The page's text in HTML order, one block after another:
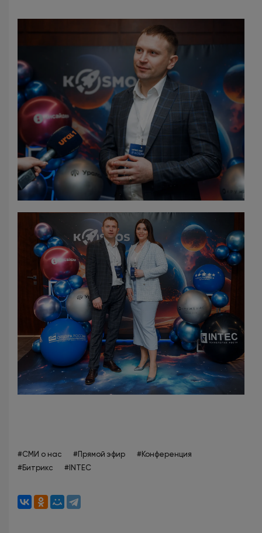
#СМИ о нас #Прямой эфир
#Конференция
#Битрикс
#INTEC